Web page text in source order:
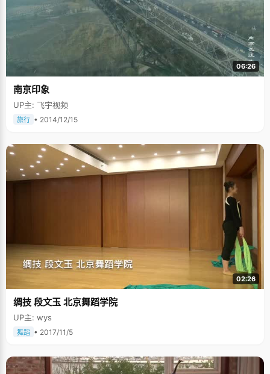
06:26
南京印象
UP主: 飞宇视频
旅行 • 2014/12/15
02:26
绸技 段文玉 北京舞蹈学院
UP主: wys
舞蹈 • 2017/11/5